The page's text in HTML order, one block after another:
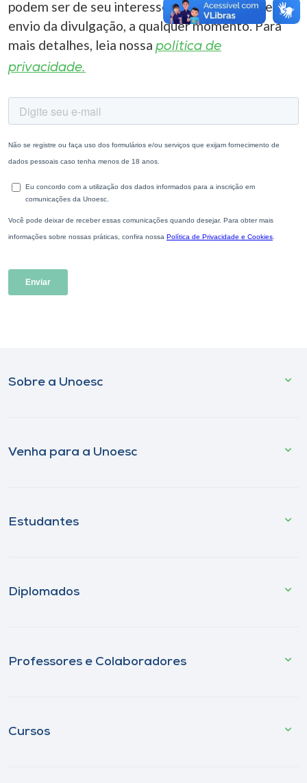
podem ser de seu interesse. Você pode cancelar o
envio da divulgação, a qualquer momento. Para
mais detalhes, leia nossa política de
privacidade.
Sobre a Unoesc
Venha para a Unoesc
Estudantes
Diplomados
Professores e Colaboradores
Cursos